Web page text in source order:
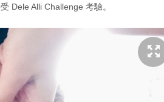
Dele Alli Challenge 考驗。